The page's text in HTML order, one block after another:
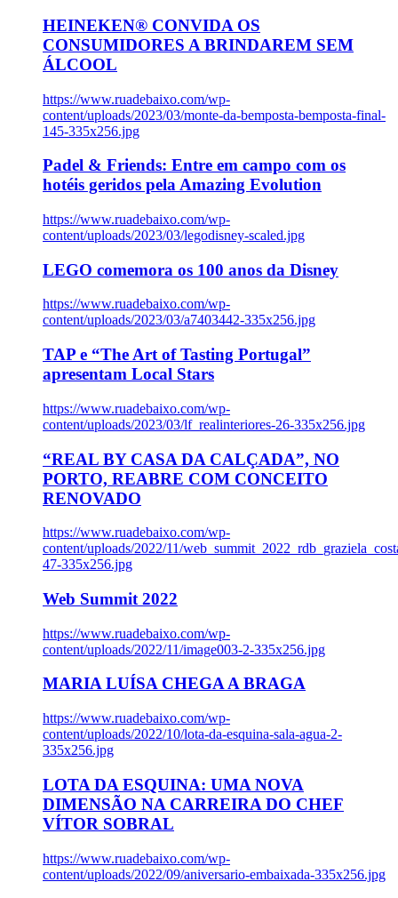
HEINEKEN® CONVIDA OS
CONSUMIDORES A BRINDAREM SEM
ÁLCOOL
https://www.ruadebaixo.com/wp-
content/uploads/2023/03/monte-da-bemposta-bemposta-final-
145-335x256.jpg
Padel & Friends: Entre em campo com os
hotéis geridos pela Amazing Evolution
https://www.ruadebaixo.com/wp-
content/uploads/2023/03/legodisney-scaled.jpg
LEGO comemora os 100 anos da Disney
https://www.ruadebaixo.com/wp-
content/uploads/2023/03/a7403442-335x256.jpg
TAP e “The Art of Tasting Portugal”
apresentam Local Stars
https://www.ruadebaixo.com/wp-
content/uploads/2023/03/lf_realinteriores-26-335x256.jpg
“REAL BY CASA DA CALÇADA”, NO
PORTO, REABRE COM CONCEITO
RENOVADO
https://www.ruadebaixo.com/wp-
content/uploads/2022/11/
47-335x256.jpg
Web Summit 2022
https://www.ruadebaixo.com/wp-
content/uploads/2022/11/image003-2-335x256.jpg
MARIA LUÍSA CHEGA A BRAGA
https://www.ruadebaixo.com/wp-
content/uploads/2022/10/lota-da-esquina-sala-agua-2-
335x256.jpg
LOTA DA ESQUINA: UMA NOVA
DIMENSÃO NA CARREIRA DO CHEF
VÍTOR SOBRAL
https://www.ruadebaixo.com/wp-
content/uploads/2022/09/aniversario-embaixada-335x256.jpg